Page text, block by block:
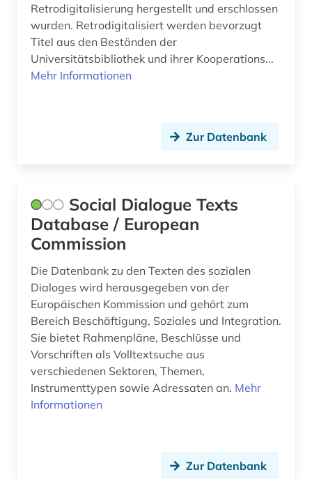
public health (1)
publizistik (2)
recht (6)
rechtswissenschaft (4)
rehabilitation (1)
religion (2)
religionswissenschaft (1)
retrodigitalisat (1)
Retrodigitalisierung hergestellt und erschlossen
wurden. Retrodigitalisiert werden bevorzugt
Titel aus den Beständen der
Universitätsbibliothek und ihrer Kooperations...
Mehr Informationen
Zur Datenbank
Social Dialogue Texts
Database / European
Commission
Die Datenbank zu den Texten des sozialen
Dialoges wird herausgegeben von der
Europäischen Kommission und gehört zum
Bereich Beschäftigung, Soziales und Integration.
Sie bietet Rahmenpläne, Beschlüsse und
Vorschriften als Volltextsuche aus
verschiedenen Sektoren, Themen,
Instrumenttypen sowie Adressaten an. Mehr
Informationen
Zur Datenbank